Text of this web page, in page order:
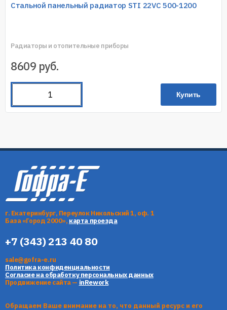
Стальной панельный радиатор STI 22VC 500-1200
Радиаторы и отопительные приборы
8609 руб.
Купить
г. Екатеринбург, Переулок Никольский 1, оф. 1
База «Город 2000», карта проезда
+7 (343) 213 40 80
sale@gofra-e.ru
Политика конфиденциальности
Согласие на обработку персональных данных
Продвижение сайта — inRework
Обращаем Ваше внимание на то, что данный ресурс и его